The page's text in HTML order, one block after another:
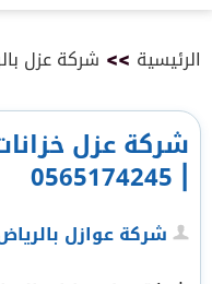
القائمة
الرئيسية >> شركة عزل
شركة عزل
| 0565174245
شركة عوازل